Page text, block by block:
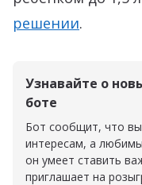
решении.
Узнавайте о
боте
Бот сообщит, что
интересам, а
он умеет ставить
приглашает на